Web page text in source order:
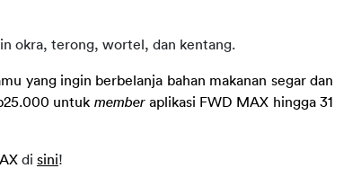
okra, terong, wortel, dan kentang.
yang ingin berbelanja bahan makanan segar dan
untuk member aplikasi FWD MAX hingga 31
di sini!